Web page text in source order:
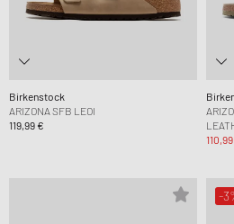
Birkenstock
ARIZONA SFB LEOI
119,99 €
-